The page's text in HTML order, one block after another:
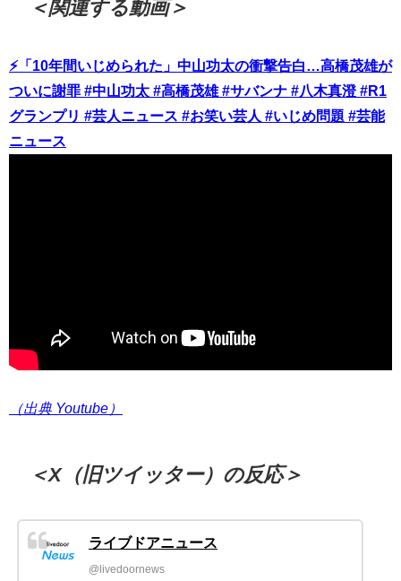
＜関連する動画＞
⚡「10年間いじめられた」中山功太の衝撃告白…高橋茂雄が
ついに謝罪 #中山功太 #高橋茂雄 #サバンナ #八木真澄 #R1
グランプリ #芸人ニュース #お笑い芸人 #いじめ問題 #芸能
ニュース
（出典 Youtube）
＜X（旧ツイッター）の反応＞
ライブドアニュース
@livedoornews